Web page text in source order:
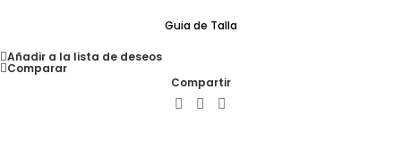
Guia de Talla
Añadir a la lista de deseos
Comparar
Compartir